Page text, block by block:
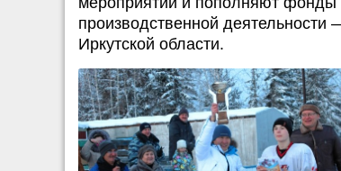
производственной
Иркутской области.